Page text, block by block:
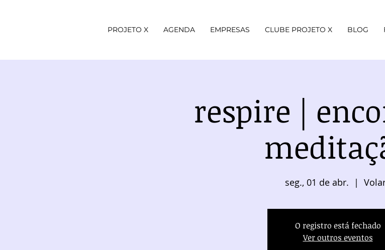
PROJETO X AGENDA EMPRESAS CLUBE PROJETO X BLOG
respire |
seg., 01 de abr.
  |
O registro está fechado
Ver outros eventos